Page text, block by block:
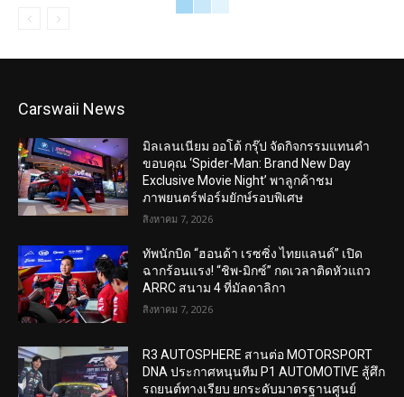
Carswaii News
มิลเลนเนียม ออโต้ กรุ๊ป จัดกิจกรรมแทนคำ
ขอบคุณ ‘Spider-Man: Brand New Day
Exclusive Movie Night’ พาลูกค้าชม
ภาพยนตร์ฟอร์มยักษ์รอบพิเศษ
สิงหาคม 7, 2026
ทัพนักบิด “ฮอนด้า เรซซิ่ง ไทยแลนด์” เปิด
ฉากร้อนแรง! “ชิพ-มิกซ์” กดเวลาติดหัวแถว
ARRC สนาม 4 ที่มัลดาลิกา
สิงหาคม 7, 2026
R3 AUTOSPHERE สานต่อ MOTORSPORT
DNA ประกาศหนุนทีม P1 AUTOMOTIVE สู้ศึก
รถยนต์ทางเรียบ ยกระดับมาตรฐานศูนย์